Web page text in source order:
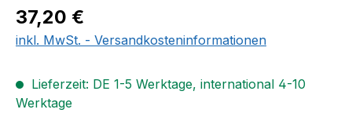
Regulärer Preis:
37,20 €
inkl. MwSt. - Versandkosteninformationen
Lieferzeit: DE 1-5 Werktage, international 4-10
Werktage